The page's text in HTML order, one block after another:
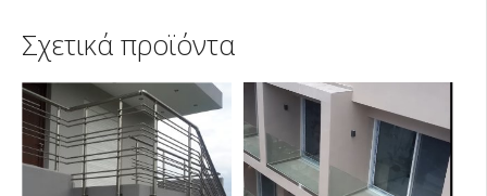
Σχετικά προϊόντα